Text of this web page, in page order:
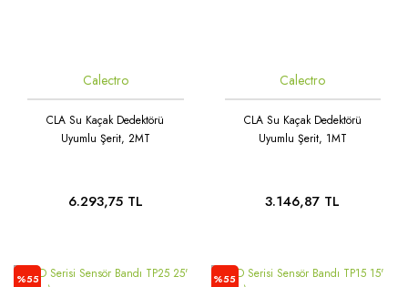
Calectro
CLA Su Kaçak Dedektörü
Uyumlu Şerit, 2MT
6.293,75 TL
Calectro
CLA Su Kaçak Dedektörü
Uyumlu Şerit, 1MT
3.146,87 TL
%55 %55